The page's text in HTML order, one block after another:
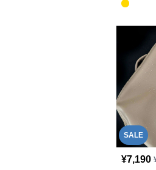
SALE
¥7,190